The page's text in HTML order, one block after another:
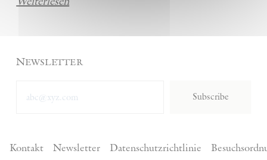
Newsletter
Subscribe
Kontakt Newsletter Datenschutzrichtlinie